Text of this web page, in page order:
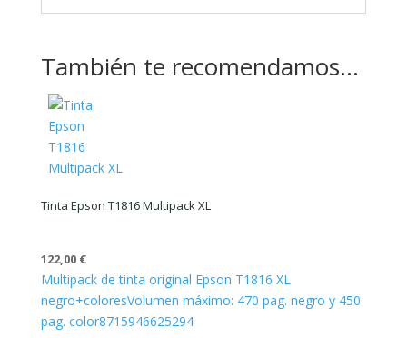
También te recomendamos…
Tinta Epson T1816 Multipack XL
122,00 €
Multipack de tinta original Epson T1816 XL
negro+coloresVolumen máximo: 470 pag. negro y 450
pag. color8715946625294